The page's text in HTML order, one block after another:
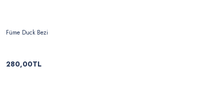
Füme Duck Bezi
280,00TL